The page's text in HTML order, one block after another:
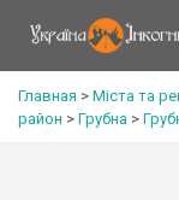
Главная > Міста та
район > Грубна >